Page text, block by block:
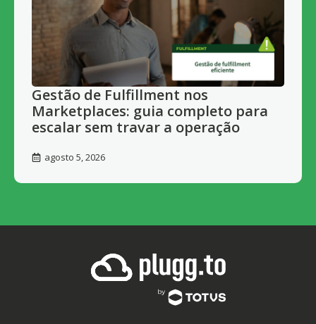
Gestão de Fulfillment nos
Marketplaces: guia completo para
escalar sem travar a operação
agosto 5, 2026